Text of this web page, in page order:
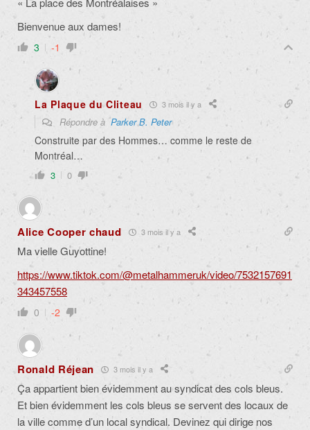
Bienvenue aux dames!
3 -1
La Plaque du Cliteau 3 mois il y a
Répondre àParker B. Peter
Construite par des Hommes… comme le reste de
Montréal…
3 0
Alice Cooper chaud 3 mois il y a
Ma vielle Guyottine!
https://www.tiktok.com/@metalhammeruk/video/7532157691
343457558
0 -2
Ronald Réjean 3 mois il y a
Ça appartient bien évidemment au syndicat des cols bleus.
Et bien évidemment les cols bleus se servent des locaux de
la ville comme d’un local syndical. Devinez qui dirige nos